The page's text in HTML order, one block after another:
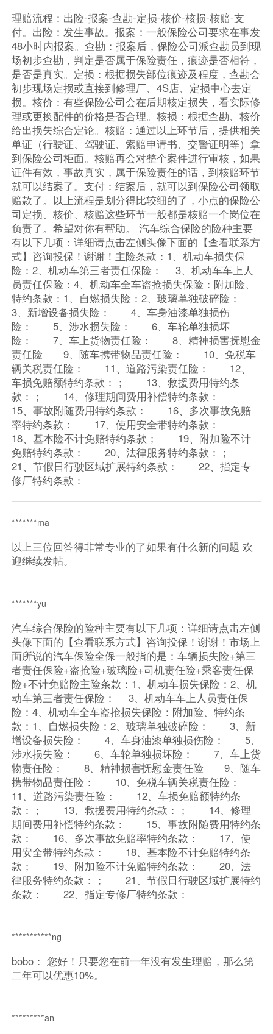
理赔流程：出险-报案-查勘-定损-核价-核损-核赔-支
付。出险：发生事故。报案：一般保险公司要求在事发
48小时内报案。查勘：报案后，保险公司派查勘员到现
场初步查勘，判定是否属于保险责任，痕迹是否相符，
是否是真实。定损：根据损失部位痕迹及程度，查勘会
初步现场定损或直接到修理厂、4S店、定损中心去定
损。核价：有些保险公司会在后期核定损失，看实际修
理或更换配件的价格是否合理。核损：根据查勘、核价
给出损失综合定论。核赔：通过以上环节后，提供相关
单证（行驶证、驾驶证、索赔申请书、交警证明等）拿
到保险公司柜面。核赔再会对整个案件进行审核，如果
证件有效，事故真实，属于保险责任的话，到核赔环节
就可以结案了。支付：结案后，就可以到保险公司领取
赔款了。以上流程是划分得比较细的了，小点的保险公
司定损、核价、核赔这些环节一般都是核赔一个岗位在
负责了。希望对你有帮助。 汽车综合保险的险种主要
有以下几项：详细请点击左侧头像下面的【查看联系方
式】咨询投保！谢谢！主险条款：1、机动车损失保
险：2、机动车第三者责任保险： 3、机动车车上人
员责任保险：4、机动车全车盗抢损失保险：附加险、
特约条款：1、自燃损失险：2、玻璃单独破碎险：
3、新增设备损失险： 4、车身油漆单独损伤
险： 5、涉水损失险： 6、车轮单独损坏
险： 7、车上货物责任险： 8、精神损害抚慰金
责任险 9、随车携带物品责任险： 10、免税车
辆关税责任险： 11、道路污染责任险： 12、
车损免赔额特约条款：； 13、救援费用特约条
款：； 14、修理期间费用补偿特约条款：
15、事故附随费用特约条款： 16、多次事故免赔
率特约条款： 17、使用安全带特约条款：
18、基本险不计免赔特约条款； 19、附加险不计
免赔特约条款： 20、法律服务特约条款：；
21、节假日行驶区域扩展特约条款： 22、指定专
修厂特约条款：
*******ma
以上三位回答得非常专业的了如果有什么新的问题 欢
迎继续发帖。
*******yu
汽车综合保险的险种主要有以下几项：详细请点击左侧
头像下面的【查看联系方式】咨询投保！谢谢！市场上
面所说的汽车保险全保一般指的是：车辆损失险+第三
者责任保险+盗抢险+玻璃险+司机责任险+乘客责任保
险+不计免赔险主险条款：1、机动车损失保险：2、机
动车第三者责任保险： 3、机动车车上人员责任保
险：4、机动车全车盗抢损失保险：附加险、特约条
款：1、自燃损失险：2、玻璃单独破碎险： 3、新
增设备损失险： 4、车身油漆单独损伤险： 5、
涉水损失险： 6、车轮单独损坏险： 7、车上货
物责任险： 8、精神损害抚慰金责任险 9、随车
携带物品责任险： 10、免税车辆关税责任险：
11、道路污染责任险： 12、车损免赔额特约条
款：； 13、救援费用特约条款：； 14、修理
期间费用补偿特约条款： 15、事故附随费用特约条
款： 16、多次事故免赔率特约条款： 17、使
用安全带特约条款： 18、基本险不计免赔特约条
款； 19、附加险不计免赔特约条款： 20、法
律服务特约条款：； 21、节假日行驶区域扩展特约
条款： 22、指定专修厂特约条款：
***********ng
bobo： 您好！只要您在前一年没有发生理赔，那么第
二年可以优惠10%。
*********an